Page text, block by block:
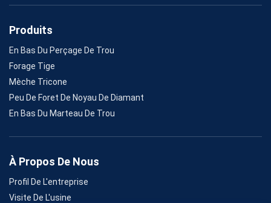
Produits
En Bas Du Perçage De Trou
Forage Tige
Mèche Tricone
Peu De Foret De Noyau De Diamant
En Bas Du Marteau De Trou
À Propos De Nous
Profil De L'entreprise
Visite De L'usine